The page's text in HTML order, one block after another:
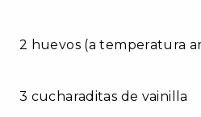
2 huevos (a temperatura
3 cucharaditas de vainilla